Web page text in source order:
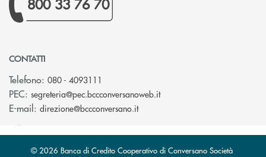
800 33 76 70
CONTATTI
Telefono: 080 - 4093111
PEC: segreteria@pec.bccconversanoweb.it(si apre l’app di posta
E-mail: direzione@bccconversano.it(si apre l’app di posta
© 2026 Banca di Credito Cooperativo di Conversano Società